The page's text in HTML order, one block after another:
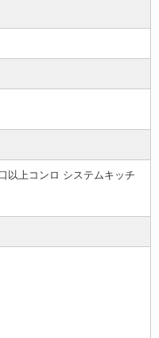
以上コンロ システムキッチ